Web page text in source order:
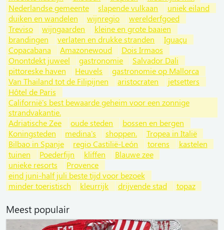
Nederlandse gemeente
slapende vulkaan
uniek eiland
duiken en wandelen
wijnregio
werelderfgoed
Treviso
wijngaarden
kleine en grote baaien
brandingen
verlaten en drukke stranden
Iguaçu
Copacabana
Amazonewoud
Dois Irmaos
Onontdekt juweel
gastronomie
Salvador Dali
pittoreske haven
Heuvels
gastronomie op Mallorca
Van Thailand tot de Filipijnen
aristocraten
jetsetters
Hôtel de Paris
Californië's best bewaarde geheim voor een zonnige
strandvakantie.
Adriatische Zee
oude steden
bossen en bergen
Koningsteden
medina's shoppen.
Tropea in Italië
Bilbao in Spanje
regio Castilië-León torens
kastelen
tuinen
Poederfijn kliffen
Blauwe zee
unieke resorts
Provence
eind juni-half juli beste tijd voor bezoek
minder toeristisch
kleurrijk drijvende stad topaz
Meest populair